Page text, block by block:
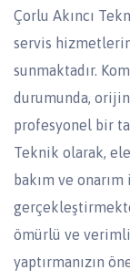
Çorlu Akıncı
servis
sunmaktadır.
durumunda,
profesyonel bir
Teknik olarak,
bakım ve
ömürlü ve verimli
yaptırmanızın